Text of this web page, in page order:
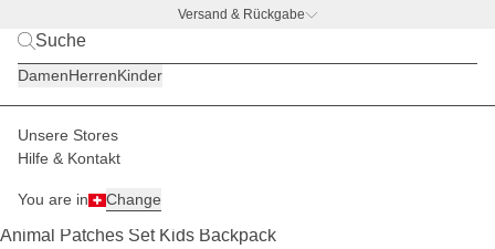
Versand & Rückgabe
DamenHerrenKinder
Unsere Stores
Hilfe & Kontakt
You are in Change
Kinder Rucksäcke
(23)
Animal Patches Set Kids Backpack